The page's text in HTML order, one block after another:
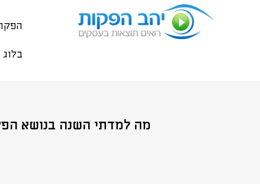
בלוג
מה למדתי השנה בנושא